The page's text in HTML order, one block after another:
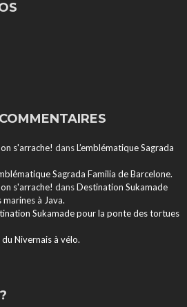
s'arrache! dansL’emblématique Sagrada
Sagrada Familia de Barcelone.
s'arrache! dansDestination Sukamade
à Java.
Sukamade pour la ponte des tortues
du Nivernais à vélo.